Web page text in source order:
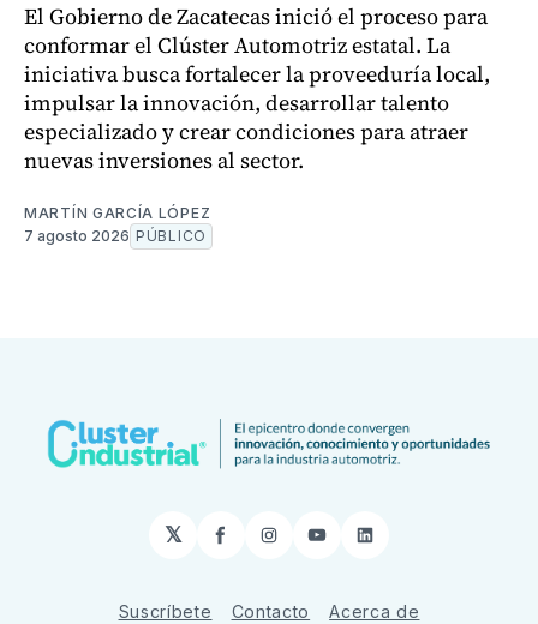
El Gobierno de Zacatecas inició el proceso para
conformar el Clúster Automotriz estatal. La
iniciativa busca fortalecer la proveeduría local,
impulsar la innovación, desarrollar talento
especializado y crear condiciones para atraer
nuevas inversiones al sector.
MARTÍN GARCÍA LÓPEZ
7 agosto 2026 PÚBLICO
𝕏 Facebook
Instagram
YouTubeLinkedIn
Suscríbete Contacto Acerca de